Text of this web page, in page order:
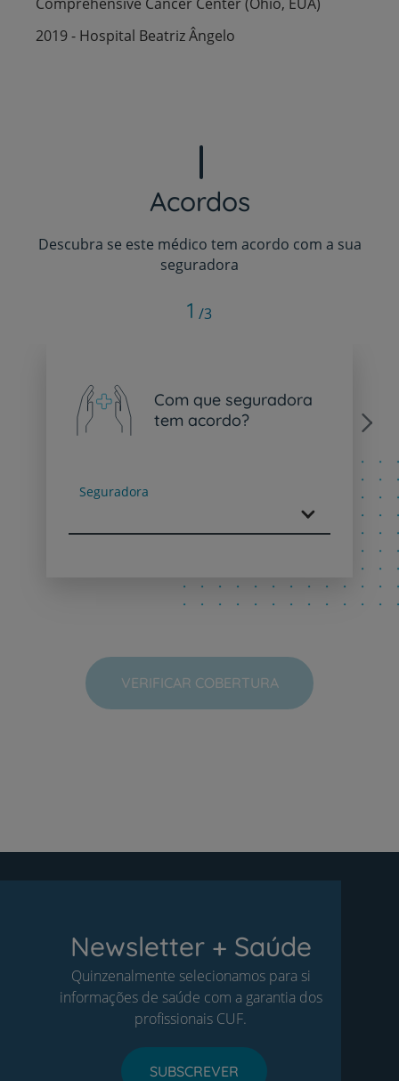
2019 - Hospital Beatriz Ângelo
Acordos
Descubra se este médico tem acordo com a sua
seguradora
Com que seguradora
tem acordo?
Seguradora
Next
1 /3
VERIFICAR COBERTURA
Newsletter + Saúde
Quinzenalmente selecionamos para si
informações de saúde com a garantia dos
profissionais CUF.
SUBSCREVER